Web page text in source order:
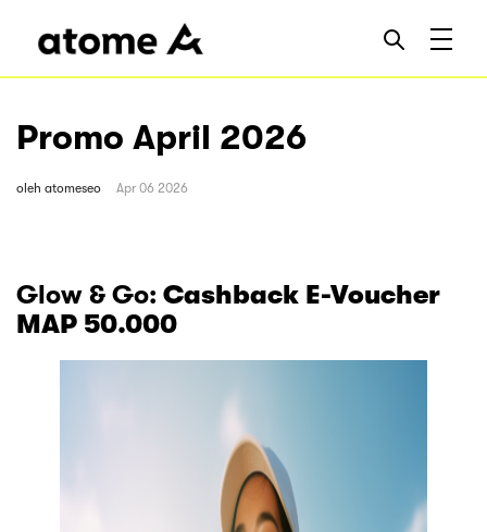
Promo April 2026
oleh atomeseo Apr 06 2026
Glow & Go: Cashback E-Voucher
MAP 50.000